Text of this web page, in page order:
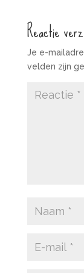
Reactie
Je e-
velden zijn